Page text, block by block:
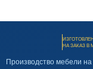
НА ЗАКАЗ В
Производство мебели